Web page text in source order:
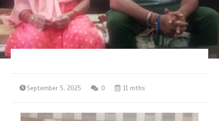
September 5, 2025 0 11 mths